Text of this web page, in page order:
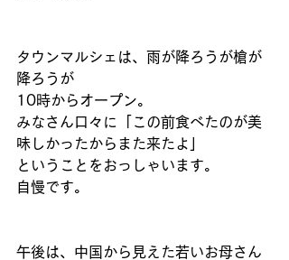
タウンマルシェは、雨が降ろうが槍が
降ろうが
10時からオープン。
みなさん口々に「この前食べたのが美
味しかったからまた来たよ」
ということをおっしゃいます。
自慢です。
午後は、中国から見えた若いお母さん